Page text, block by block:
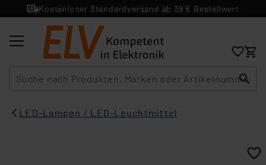
Kostenloser Standardversand ab 39 € Bestellwert
LED-Lampen / LED-Leuchtmittel